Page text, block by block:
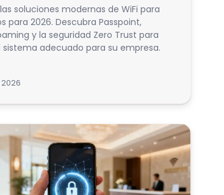
soluciones modernas de WiFi para
para 2026. Descubra Passpoint,
y la seguridad Zero Trust para
sistema adecuado para su empresa.
2026